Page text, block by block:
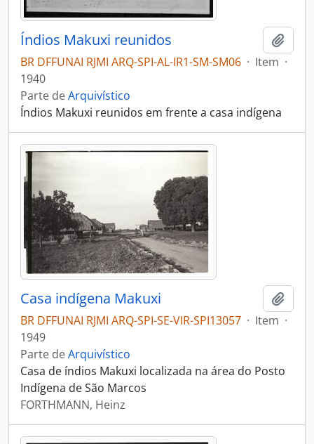
Índios Makuxi reunidos
BR DFFUNAI RJMI ARQ-SPI-AL-IR1-SM-SM06 · Item ·
1940
Parte deArquivístico
Índios Makuxi reunidos em frente a casa indígena
Casa indígena Makuxi
BR DFFUNAI RJMI ARQ-SPI-SE-VIR-SPI13057 · Item ·
1949
Parte deArquivístico
Casa de índios Makuxi localizada na área do Posto
Indígena de São Marcos
FORTHMANN, Heinz